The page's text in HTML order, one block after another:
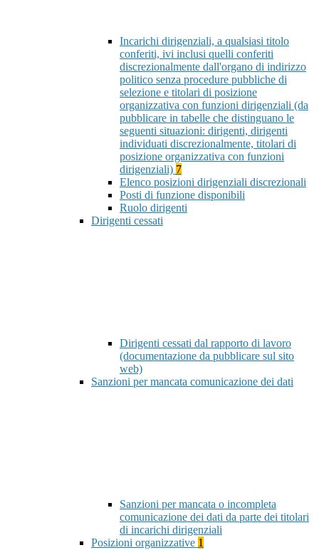
Incarichi dirigenziali, a qualsiasi titolo
conferiti, ivi inclusi quelli conferiti
discrezionalmente dall'organo di indirizzo
politico senza procedure pubbliche di
selezione e titolari di posizione
organizzativa con funzioni dirigenziali (da
pubblicare in tabelle che distinguano le
seguenti situazioni: dirigenti, dirigenti
individuati discrezionalmente, titolari di
posizione organizzativa con funzioni
dirigenziali) 7
Elenco posizioni dirigenziali discrezionali
Posti di funzione disponibili
Ruolo dirigenti
Dirigenti cessati
Dirigenti cessati dal rapporto di lavoro
(documentazione da pubblicare sul sito
web)
Sanzioni per mancata comunicazione dei dati
Sanzioni per mancata o incompleta
comunicazione dei dati da parte dei titolari
di incarichi dirigenziali
Posizioni organizzative 1